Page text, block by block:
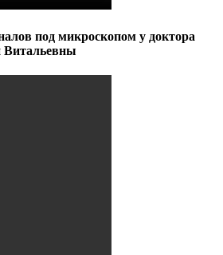
под микроскопом у доктора
Витальевны